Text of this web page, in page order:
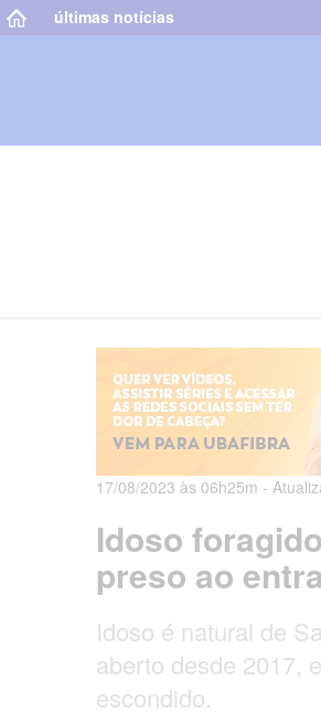
últimas notícias
17/08/2023 às 06h25m -
Idoso
preso ao
Idoso é natural de
aberto desde 2017,
escondido.